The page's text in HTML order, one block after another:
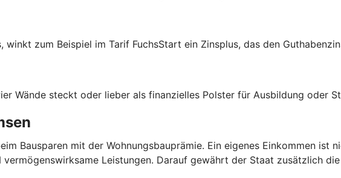
zum Beispiel im Tarif FuchsStart ein Zinsplus, das den
Wände steckt oder lieber als finanzielles Polster für Ausbildung oder
Bausparen mit der Wohnungsbauprämie. Ein eigenes Einkommen ist
Leistungen. Darauf gewährt der Staat zusätzlich